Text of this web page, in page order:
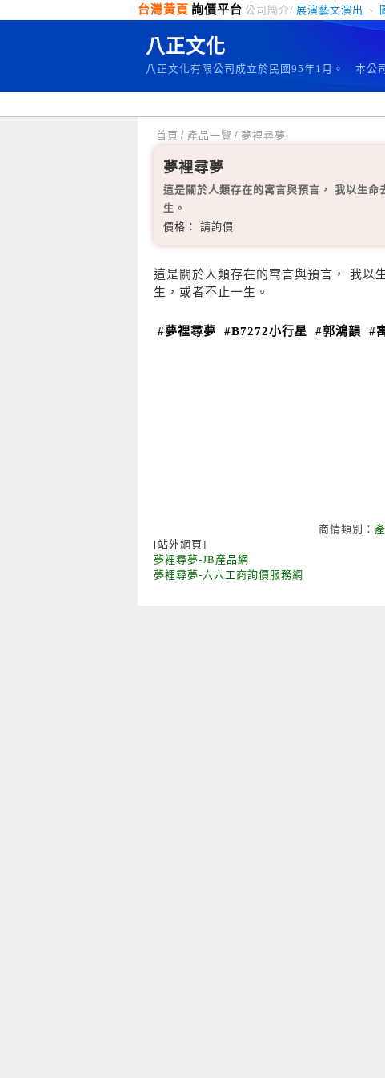
台灣黃頁 詢價平台 公司簡介/ 展演藝文演出 、
八正文化
八正文化有限公司成立於民國95年1月。 本公
首頁 / 產品一覽 / 夢裡尋夢
夢裡尋夢
這是關於人類存在的寓言與預言， 我以生命
生。
價格： 請詢價
這是關於人類存在的寓言與預言， 我以
生，或者不止一生。
#夢裡尋夢 #B7272小行星 #郭鴻韻 #
商情類別：
[站外網頁]
夢裡尋夢-JB產品網
夢裡尋夢-六六工商詢價服務網